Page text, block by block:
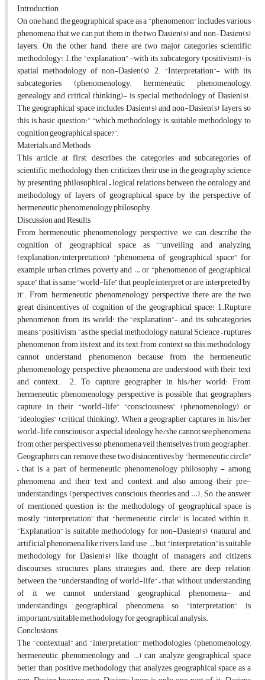
Introduction
On one hand, the geographical space as a “phenomenon” includes various
phenomena that we can put them in the two Dasien(s) and non-Dasien(s)
layers. On the other hand, there are two major categories scientific
methodology: 1.the “explanation” -with its subcategory (positivism)-is
spatial methodology of non-Dasien(s), 2. “Interpretation”- with its
subcategories (phenomenology, hermeneutic phenomenology,
genealogy and critical thinking)- is special methodology of Dasien(s).
The geographical space includes Dasien(s) and non-Dasien(s) layers, so
this is basic question:” “which methodology is suitable methodology to
cognition geographical space?”.
Materials and Methods
This article, at first, describes the categories and subcategories of
scientific methodology, then criticizes their use in the geography science
by presenting philosophical – logical relations between the ontology and
methodology of layers of geographical space by the perspective of
hermeneutic phenomenology philosophy.
Discussion and Results
From hermeneutic phenomenology perspective, we can describe the
cognition of geographical space as ““unveiling and analyzing
(explanation/interpretation) “phenomena of geographical space” for
example urban crimes, poverty and … or “phenomenon of geographical
space” that is same “world-life” that people interpret or are interpreted by
it”. From hermeneutic phenomenology perspective there are the two
great disincentives of cognition of the geographical space: 1.Rupture
phenomenon from its world: the “explanation”- and its subcategories
means “positivism “as the special methodology natural Science – ruptures
phenomenon from its text and its text from context, so this methodology
cannot understand phenomenon because from the hermeneutic
phenomenology perspective, phenomena are understood with their text
and context. 2. To capture geographer in his/her world: From
hermeneutic phenomenology perspective is possible that geographers
capture in their “world-life”, “consciousness” (phenomenology) or
“ideologies” (critical thinking). When a geographer captures in his/her
world-life, conscious or a special ideology, he/she cannot see phenomena
from other perspectives so phenomena veil themselves from geographer.
Geographers can remove these two disincentives by “hermeneutic circle”
– that is a part of hermeneutic phenomenology philosophy - among
phenomena and their text and context, and also among their pre-
understandings (perspectives, conscious, theories and …). So, the answer
of mentioned question is: the methodology of geographical space is
mostly “interpretation” that “hermeneutic circle” is located within it.
“Explanation” is suitable methodology for non-Dasien(s) (natural and
artificial phenomena like rivers, land use, … but “interpretation” is suitable
methodology for Dasien(s) like thought of managers and citizens
discourses, structures, plans, strategies and. there are deep relation
between the “understanding of world-life” – that without understanding
of it we cannot understand geographical phenomena- and
understandings geographical phenomena so “interpretation” is
important/suitable methodology for geographical analysis.
Conclusions
The “contextual” and “interpretation” methodologies (phenomenology,
hermeneutic phenomenology and …) can analyze geographical space
better than positive methodology that analyzes geographical space as a